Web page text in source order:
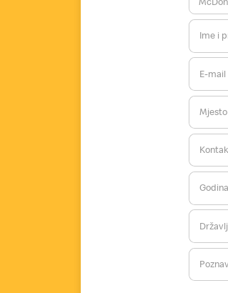
Ime i
E-mail